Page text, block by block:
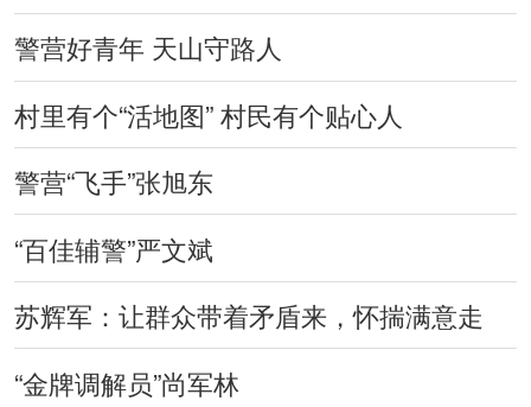
警营好青年 天山守路人
村里有个“活地图” 村民有个贴心人
警营“飞手”张旭东
“百佳辅警”严文斌
苏辉军：让群众带着矛盾来，怀揣满意走
“金牌调解员”尚军林